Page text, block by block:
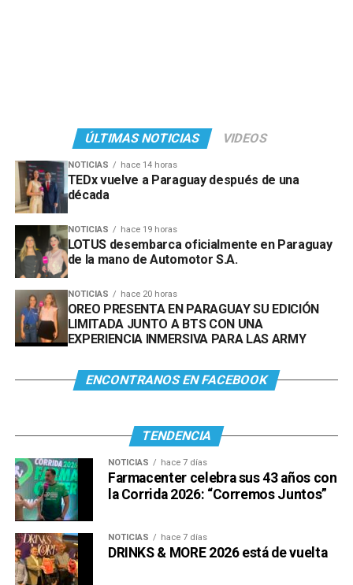
ÚLTIMAS NOTICIAS VIDEOS
NOTICIAS hace 14 horas
TEDx vuelve a Paraguay después de una
década
NOTICIAS hace 19 horas
LOTUS desembarca oficialmente en Paraguay
de la mano de Automotor S.A.
NOTICIAS hace 20 horas
OREO PRESENTA EN PARAGUAY SU EDICIÓN
LIMITADA JUNTO A BTS CON UNA
EXPERIENCIA INMERSIVA PARA LAS ARMY
ENCONTRANOS EN FACEBOOK
TENDENCIA
NOTICIAS hace 7 días
Farmacenter celebra sus 43 años con
la Corrida 2026: “Corremos Juntos”
NOTICIAS hace 7 días
DRINKS & MORE 2026 está de vuelta